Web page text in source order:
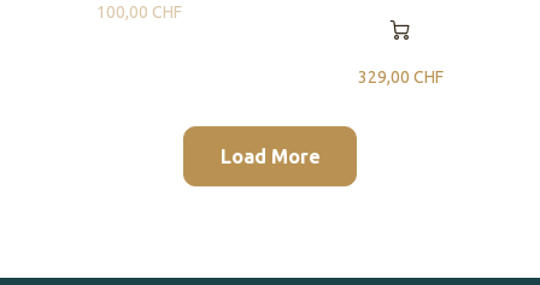
100,00 CHF
329,00 CHF
Load More